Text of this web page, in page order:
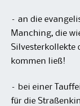
– an die
Manching, die
Silvesterkollekte
kommen ließ!
– bei einer
für die